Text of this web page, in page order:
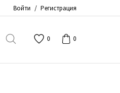
Войти / Регистрация
0 0